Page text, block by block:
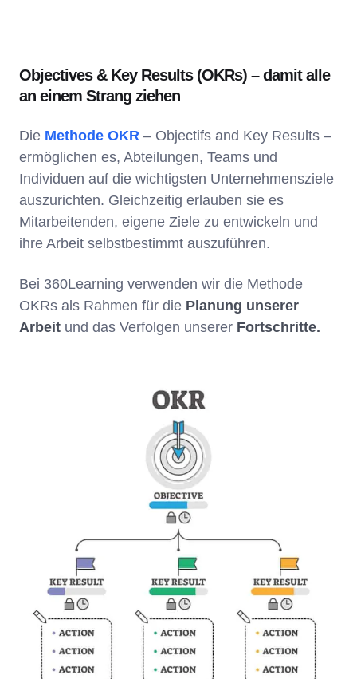
Objectives & Key Results (OKRs) – damit alle
an einem Strang ziehen
Die Methode OKR – Objectifs and Key Results –
ermöglichen es, Abteilungen, Teams und
Individuen auf die wichtigsten Unternehmensziele
auszurichten. Gleichzeitig erlauben sie es
Mitarbeitenden, eigene Ziele zu entwickeln und
ihre Arbeit selbstbestimmt auszuführen.
Bei 360Learning verwenden wir die Methode
OKRs als Rahmen für die Planung unserer
Arbeit und das Verfolgen unserer Fortschritte.